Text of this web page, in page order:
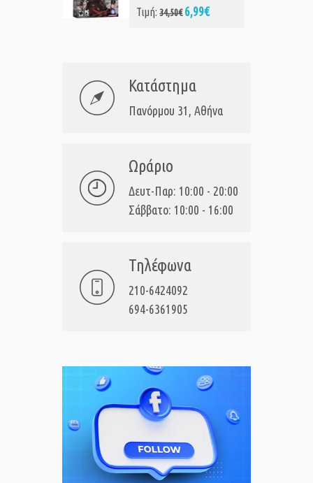
Τιμή:34,50€ 6,99€
Κατάστημα
Πανόρμου 31, Αθήνα
Ωράριο
Δευτ-Παρ: 10:00 - 20:00
Σάββατο: 10:00 - 16:00
Τηλέφωνα
210-6424092
694-6361905